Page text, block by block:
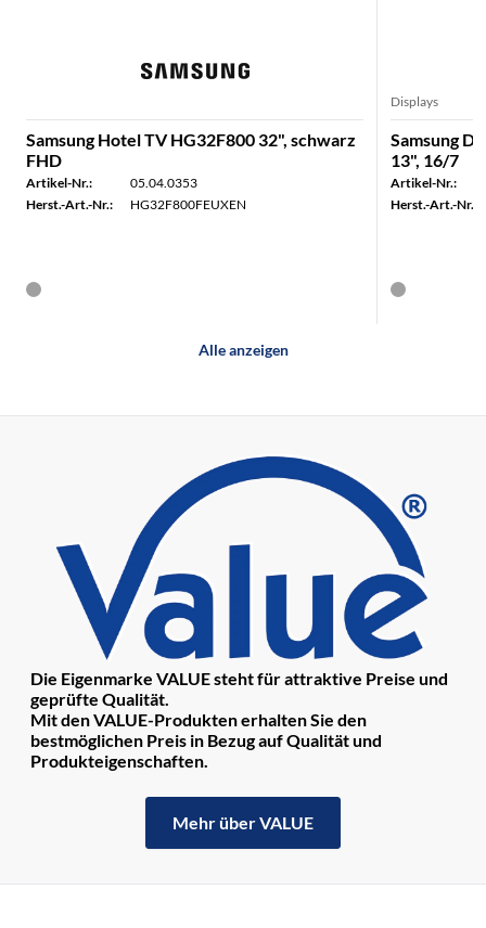
Samsung Hotel TV HG32F800 32", schwarz
FHD
Artikel-Nr.:
05.04.0353
Herst.-Art.-Nr.:
HG32F800FEUXEN
Displays
Samsung
13", 16/7
Artikel-Nr.:
Herst.-Art.-Nr.:
Alle anzeigen
Die Eigenmarke VALUE steht für attraktive Preise und
geprüfte Qualität.
Mit den VALUE-Produkten erhalten Sie den
bestmöglichen Preis in Bezug auf Qualität und
Produkteigenschaften.
Mehr über VALUE